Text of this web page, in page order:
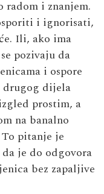
radom i znanjem.
i ignorisati,
Ili, ako ima
pozivaju da
i ospore
drugog dijela
prostim, a
na banalno
pitanje je
je do odgovora
bez zapaljive